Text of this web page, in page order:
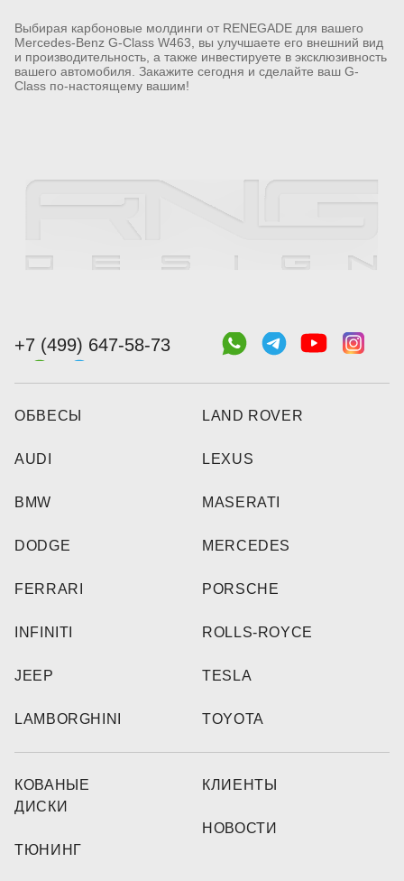
Выбирая карбоновые молдинги от RENEGADE для вашего
Mercedes-Benz G-Class W463, вы улучшаете его внешний вид
и производительность, а также инвестируете в эксклюзивность
вашего автомобиля. Закажите сегодня и сделайте ваш G-
Class по-настоящему вашим!
+7 (499) 647-58-73
ОБВЕСЫ
AUDI
BMW
DODGE
FERRARI
INFINITI
JEEP
LAMBORGHINI
LAND ROVER
LEXUS
MASERATI
MERCEDES
PORSCHE
ROLLS-ROYCE
TESLA
TOYOTA
КОВАНЫЕ
ДИСКИ
ТЮНИНГ
КЛИЕНТЫ
НОВОСТИ